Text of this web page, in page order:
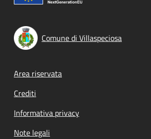
Comune di Villaspeciosa
Footer menu
Area riservata
Crediti
Informativa privacy
Note legali